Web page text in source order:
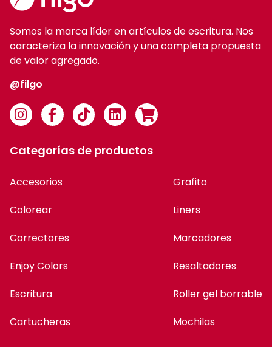
Somos la marca líder en artículos de escritura. Nos
caracteriza la innovación y una completa propuesta
de valor agregado.
@filgo
Categorías de productos
Accesorios
Colorear
Correctores
Enjoy Colors
Escritura
Cartucheras
Grafito
Liners
Marcadores
Resaltadores
Roller gel borrable
Mochilas